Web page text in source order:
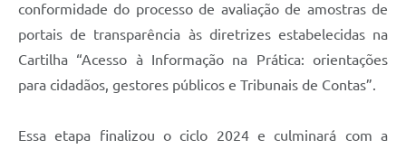
conformidade do processo de avaliação de amostras de
portais de transparência às diretrizes estabelecidas na
Cartilha “Acesso à Informação na Prática: orientações
para cidadãos, gestores públicos e Tribunais de Contas”.
Essa etapa finalizou o ciclo 2024 e culminará com a